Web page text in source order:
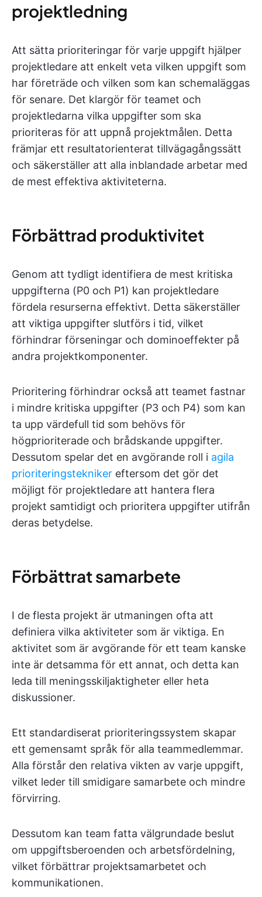
projektledning
Att sätta prioriteringar för varje uppgift hjälper
projektledare att enkelt veta vilken uppgift som
har företräde och vilken som kan schemaläggas
för senare. Det klargör för teamet och
projektledarna vilka uppgifter som ska
prioriteras för att uppnå projektmålen. Detta
främjar ett resultatorienterat tillvägagångssätt
och säkerställer att alla inblandade arbetar med
de mest effektiva aktiviteterna.
Förbättrad produktivitet
Genom att tydligt identifiera de mest kritiska
uppgifterna (P0 och P1) kan projektledare
fördela resurserna effektivt. Detta säkerställer
att viktiga uppgifter slutförs i tid, vilket
förhindrar förseningar och dominoeffekter på
andra projektkomponenter.
Prioritering förhindrar också att teamet fastnar
i mindre kritiska uppgifter (P3 och P4) som kan
ta upp värdefull tid som behövs för
högprioriterade och brådskande uppgifter.
Dessutom spelar det en avgörande roll i agila
prioriteringstekniker eftersom det gör det
möjligt för projektledare att hantera flera
projekt samtidigt och prioritera uppgifter utifrån
deras betydelse.
Förbättrat samarbete
I de flesta projekt är utmaningen ofta att
definiera vilka aktiviteter som är viktiga. En
aktivitet som är avgörande för ett team kanske
inte är detsamma för ett annat, och detta kan
leda till meningsskiljaktigheter eller heta
diskussioner.
Ett standardiserat prioriteringssystem skapar
ett gemensamt språk för alla teammedlemmar.
Alla förstår den relativa vikten av varje uppgift,
vilket leder till smidigare samarbete och mindre
förvirring.
Dessutom kan team fatta välgrundade beslut
om uppgiftsberoenden och arbetsfördelning,
vilket förbättrar projektsamarbetet och
kommunikationen.